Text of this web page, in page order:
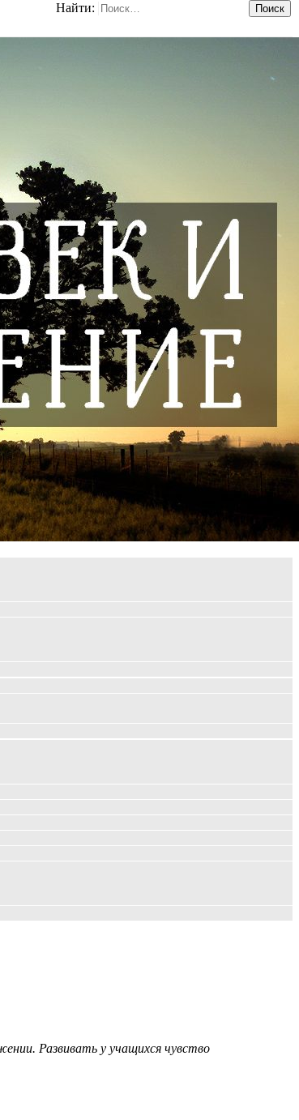
Найти:
Развивать у учащихся чувство